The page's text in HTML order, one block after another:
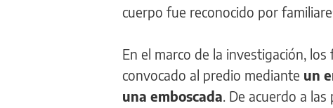
cuerpo fue reconocido por
En el marco de la investigación,
convocado al predio mediante un
una emboscada. De acuerdo a